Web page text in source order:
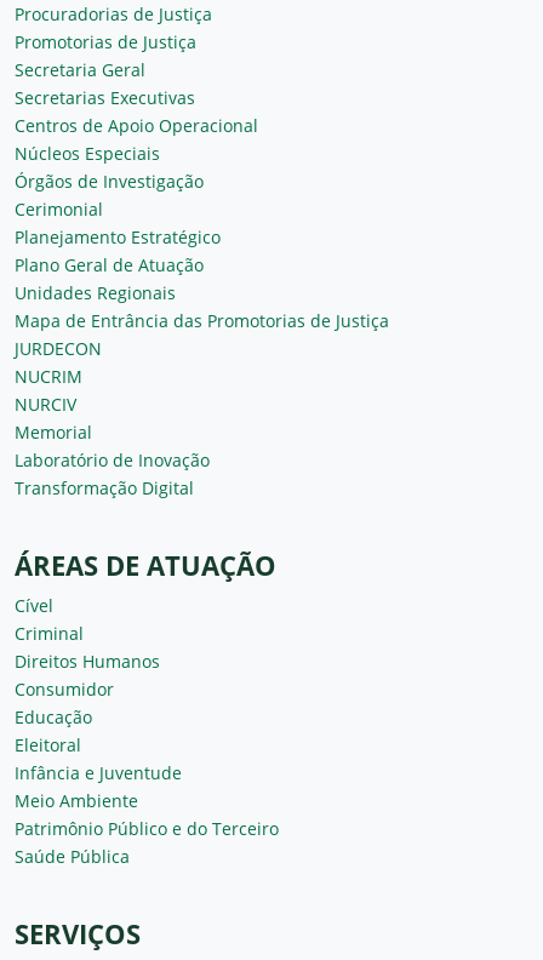
Procuradorias de Justiça
Promotorias de Justiça
Secretaria Geral
Secretarias Executivas
Centros de Apoio Operacional
Núcleos Especiais
Órgãos de Investigação
Cerimonial
Planejamento Estratégico
Plano Geral de Atuação
Unidades Regionais
Mapa de Entrância das Promotorias de Justiça
JURDECON
NUCRIM
NURCIV
Memorial
Laboratório de Inovação
Transformação Digital
ÁREAS DE ATUAÇÃO
Cível
Criminal
Direitos Humanos
Consumidor
Educação
Eleitoral
Infância e Juventude
Meio Ambiente
Patrimônio Público e do Terceiro
Saúde Pública
SERVIÇOS